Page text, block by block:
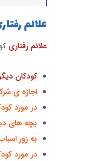
علائم
علائم رفتاری
کودکان
اجازه ی
در مورد
بچه های
به زور
در مورد